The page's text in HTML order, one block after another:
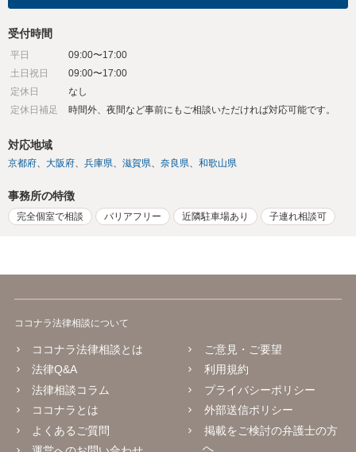
受付時間
平日
09:00〜17:00
土日祝日
09:00〜17:00
定休日
なし
定休日補足
時間外、夜間など事前にもご相談いただければ対応可能です。
対応地域
京都府 大阪府 兵庫県 滋賀県 奈良県 和歌山県
事務所の特徴
完全個室で相談 バリアフリー 近隣駐車場あり 子連れ相談可
ココナラ法律相談について
ココナラ法律相談とは
法律Q&A
法律相談コラム
ココナラとは
よくあるご質問
ご意見・ご要望
利用規約
プライバシーポリシー
外部送信ポリシー
掲載をご検討の弁護士の方
へ